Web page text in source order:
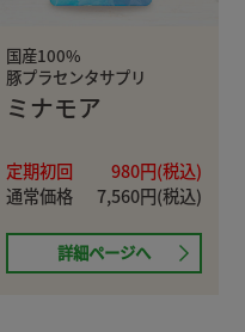
国産100%
豚プラセンタサプリ
ミナモア
定期初回
980円(税込)
通常価格
7,560円(税込)
詳細ページへ